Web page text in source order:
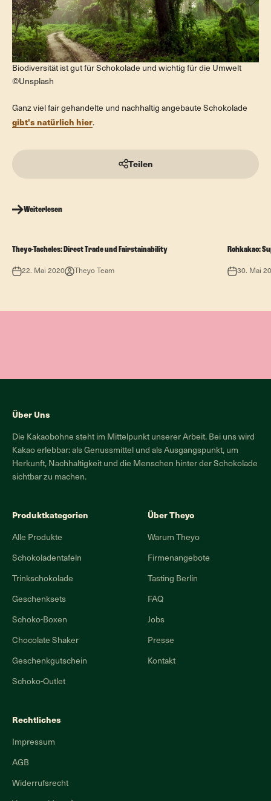
Biodiversität ist gut für Schokolade und wichtig für die Umwelt
©Unsplash
Ganz viel fair gehandelte und nachhaltig angebaute Schokolade
gibt's natürlich hier.
Teilen
Weiterlesen
Theyo-Tacheles: Direct Trade und Fairstainability
22. Mai 2020 Theyo Team
Rohkakao:
30. Mai
Über Uns
Die Kakaobohne steht im Mittelpunkt unserer Arbeit. Bei uns wird
Kakao erlebbar: als Genussmittel und als Ausgangspunkt, um
Herkunft, Nachhaltigkeit und die Menschen hinter der Schokolade
sichtbar zu machen.
Produktkategorien
Alle Produkte
Schokoladentafeln
Trinkschokolade
Geschenksets
Schoko-Boxen
Chocolate Shaker
Geschenkgutschein
Schoko-Outlet
Über Theyo
Warum Theyo
Firmenangebote
Tasting Berlin
FAQ
Jobs
Presse
Kontakt
Rechtliches
Impressum
AGB
Widerrufsrecht